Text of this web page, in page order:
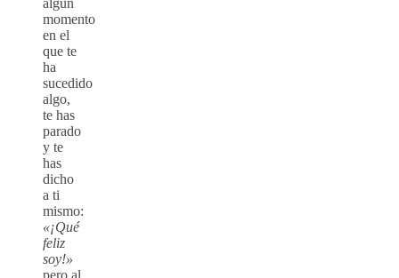
algún
momento
en el
que te
ha
sucedido
algo,
te has
parado
y te
has
dicho
a ti
mismo:
«¡Qué
feliz
soy!»